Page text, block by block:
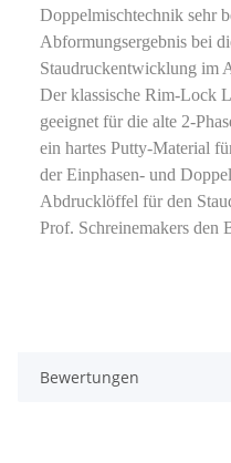
Doppelmischtechnik sehr
Abformungsergebnis bei
Staudruckentwicklung im
Der klassische Rim-Lock
geeignet für die alte 2-
ein hartes Putty-Material
der Einphasen- und
Abdrucklöffel für den
Prof. Schreinemakers
Bewertungen